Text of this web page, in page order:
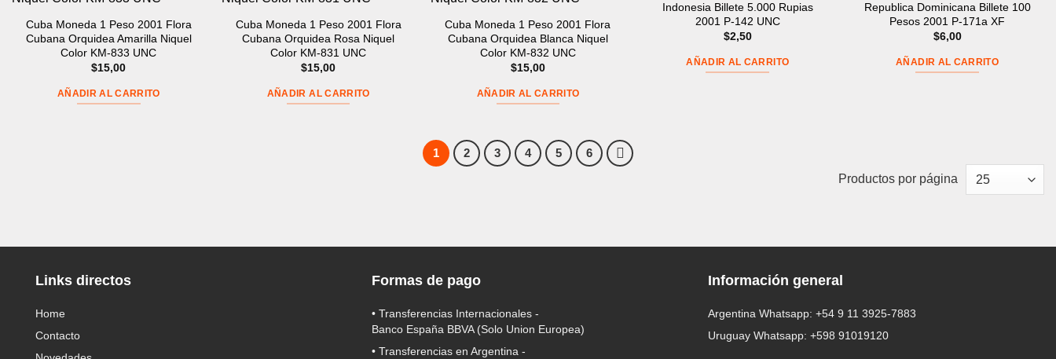
Cuba Moneda 1 Peso 2001 Flora
Cubana Orquidea Amarilla Niquel
Color KM-833 UNC
$15,00
AÑADIR AL CARRITO
Cuba Moneda 1 Peso 2001 Flora
Cubana Orquidea Rosa Niquel
Color KM-831 UNC
$15,00
AÑADIR AL CARRITO
Cuba Moneda 1 Peso 2001 Flora
Cubana Orquidea Blanca Niquel
Color KM-832 UNC
$15,00
AÑADIR AL CARRITO
Indonesia Billete 5.000 Rupias
2001 P-142 UNC
$2,50
AÑADIR AL CARRITO
Republica Dominicana Billete 100
Pesos 2001 P-171a XF
$6,00
AÑADIR AL CARRITO
1 2 3 4 5
6
Productos por página
Links directos
Home
Contacto
Formas de pago
• Transferencias Internacionales -
Banco España BBVA(Solo Union Europea)
• Transferencias en Argentina -
Información general
Argentina Whatsapp: +54 9 11 3925-7883
Uruguay Whatsapp: +598 91019120